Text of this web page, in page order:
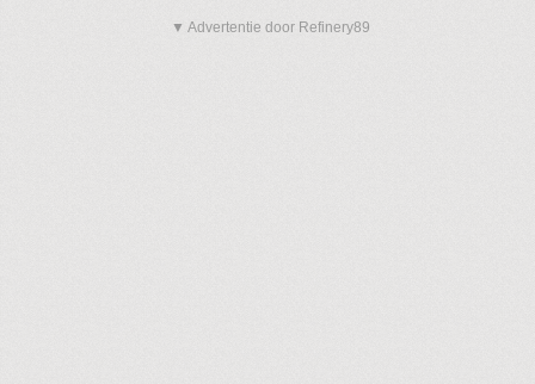
▼ Advertentie door Refinery89